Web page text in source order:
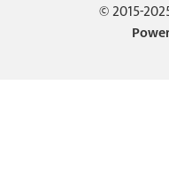
© 2015-